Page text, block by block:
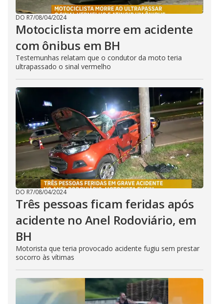
DO R7/08/04/2024
Motociclista morre em acidente
com ônibus em BH
Testemunhas relatam que o condutor da moto teria
ultrapassado o sinal vermelho
DO R7/08/04/2024
Três pessoas ficam feridas após
acidente no Anel Rodoviário, em
BH
Motorista que teria provocado acidente fugiu sem prestar
socorro às vítimas